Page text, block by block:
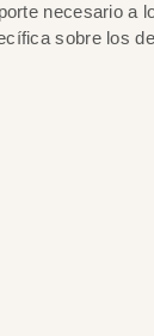
necesario a
sobre los